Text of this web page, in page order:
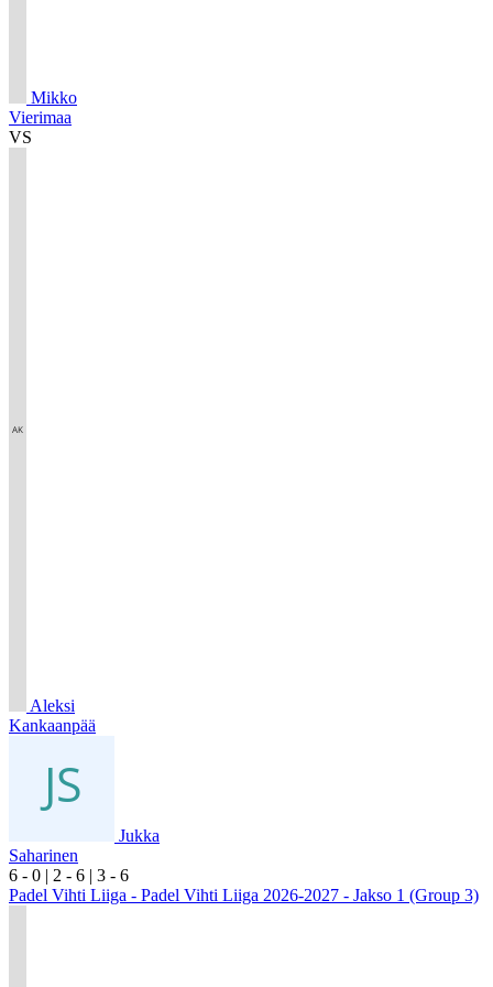
Mikko
Vierimaa
VS
Aleksi
Kankaanpää
Jukka
Saharinen
6 - 0 | 2 - 6 | 3 - 6
Padel Vihti Liiga - Padel Vihti Liiga 2026-2027 - Jakso 1 (Group 3)